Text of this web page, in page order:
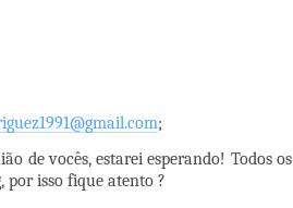
;
de vocês, estarei esperando! Todos os
por isso fique atento ?